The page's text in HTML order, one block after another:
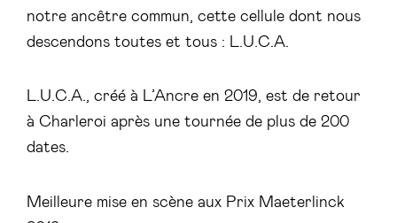
notre ancêtre commun, cette cellule dont nous
descendons toutes et tous : L.U.C.A.
L.U.C.A., créé à L’Ancre en 2019, est de retour
à Charleroi après une tournée de plus de 200
dates.
Meilleure mise en scène aux Prix Maeterlinck